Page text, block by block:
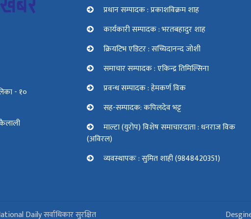
- १०
प्रधान सम्पादक : प्रकाशविक्रम शाह
कार्यकारी सम्पादक : भरतबहादुर शाह
क्रियटिभ एडिटर : सच्चिदानन्द जोशी
समाचार सम्पादक : एकिन्द्र तिमिल्सिना
प्रवन्ध सम्पादक : हेमकर्ण विक
सह-सम्पादक: कपिलदेव भट्ट
माल्टा (युरोप) विशेष समाचारदाता : धनराज विक
(अविरल)
व्यवस्थापकः : सुमित शाही (9848420351)
Daily सर्वाधिकार सुरक्षित